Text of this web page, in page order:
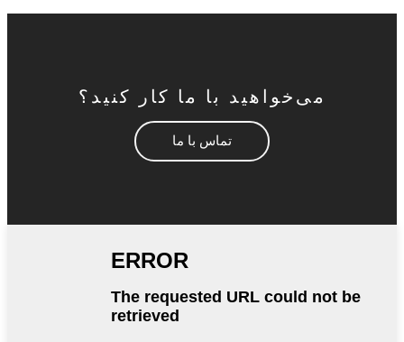
می‌خواهید با ما کار کنید؟
تماس با ما